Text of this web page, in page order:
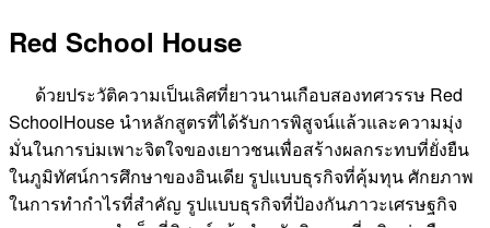
Red School House
ด้วยประวัติความเป็นเลิศที่ยาวนานเกือบสองทศวรรษ Red
SchoolHouse นำหลักสูตรที่ได้รับการพิสูจน์แล้วและความมุ่ง
มั่นในการบ่มเพาะจิตใจของเยาวชนเพื่อสร้างผลกระทบที่ยั่งยืน
ในภูมิทัศน์การศึกษาของอินเดีย รูปแบบธุรกิจที่คุ้มทุน ศักยภาพ
ในการทำกำไรที่สำคัญ รูปแบบธุรกิจที่ป้องกันภาวะเศรษฐกิจ